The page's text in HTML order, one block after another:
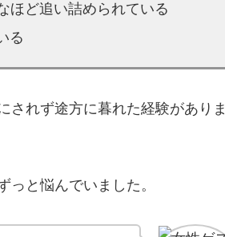
ほど追い詰められている
る
されず途方に暮れた経験がありま
と悩んでいました。